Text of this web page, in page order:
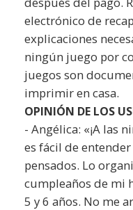
electrónico de
explicaciones
ningún juego por
juegos son
imprimir en casa.
OPINIÓN DE LOS
- Angélica: «¡A las
es fácil de
pensados. Lo
cumpleaños de mi
5 y 6 años. No me